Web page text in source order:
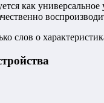
как
слов о